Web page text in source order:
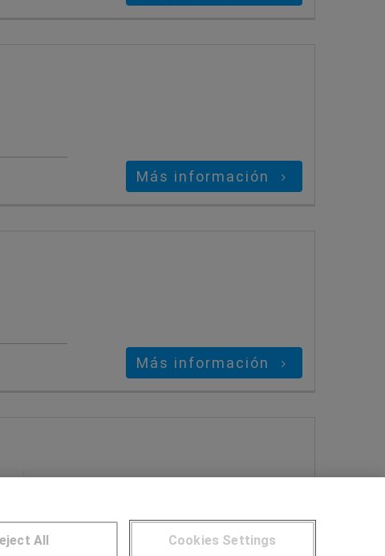
Más información
Más información
Más información
Cookies Settings
All